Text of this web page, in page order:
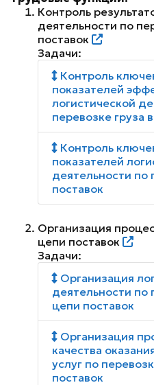
Контроль
деятельности по
поставок
Задачи:
Контроль
показателей
логистической
перевозке груза
Контроль
показателей
деятельности по
поставок
Организация
цепи поставок
Задачи:
Организация
деятельности по
цепи поставок
Организация
качества
услуг по
поставок